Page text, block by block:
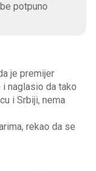
potpuno
je premijer
naglasio da tako
i Srbiji, nema
rekao da se